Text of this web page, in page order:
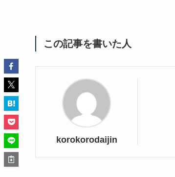
この記事を書いた人
korokorodaijin